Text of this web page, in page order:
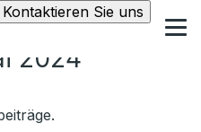
Kontaktieren Sie uns
2024